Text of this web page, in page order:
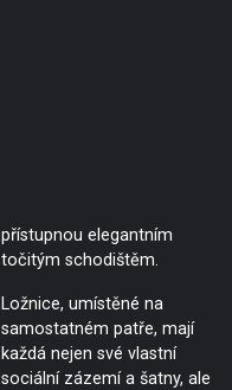
přístupnou elegantním
točitým schodištěm.
Ložnice, umístěné na
samostatném patře, mají
každá nejen své vlastní
sociální zázemí a šatny, ale